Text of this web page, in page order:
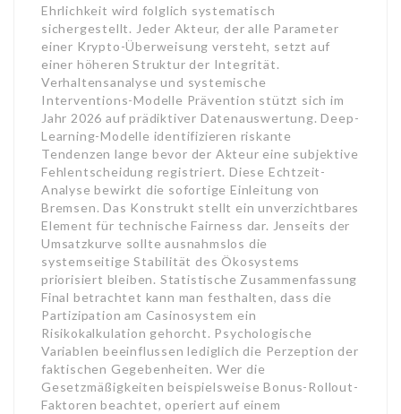
Ehrlichkeit wird folglich systematisch
sichergestellt. Jeder Akteur, der alle Parameter
einer Krypto-Überweisung versteht, setzt auf
einer höheren Struktur der Integrität.
Verhaltensanalyse und systemische
Interventions-Modelle Prävention stützt sich im
Jahr 2026 auf prädiktiver Datenauswertung. Deep-
Learning-Modelle identifizieren riskante
Tendenzen lange bevor der Akteur eine subjektive
Fehlentscheidung registriert. Diese Echtzeit-
Analyse bewirkt die sofortige Einleitung von
Bremsen. Das Konstrukt stellt ein unverzichtbares
Element für technische Fairness dar. Jenseits der
Umsatzkurve sollte ausnahmslos die
systemseitige Stabilität des Ökosystems
priorisiert bleiben. Statistische Zusammenfassung
Final betrachtet kann man festhalten, dass die
Partizipation am Casinosystem ein
Risikokalkulation gehorcht. Psychologische
Variablen beeinflussen lediglich die Perzeption der
faktischen Gegebenheiten. Wer die
Gesetzmäßigkeiten beispielsweise Bonus-Rollout-
Faktoren beachtet, operiert auf einem